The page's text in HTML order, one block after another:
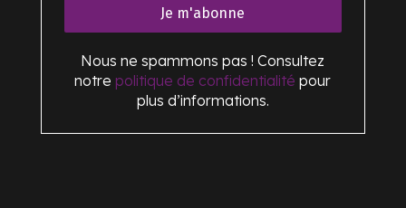
Nous ne spammons pas ! Consultez
notre politique de confidentialité pour
plus d’informations.